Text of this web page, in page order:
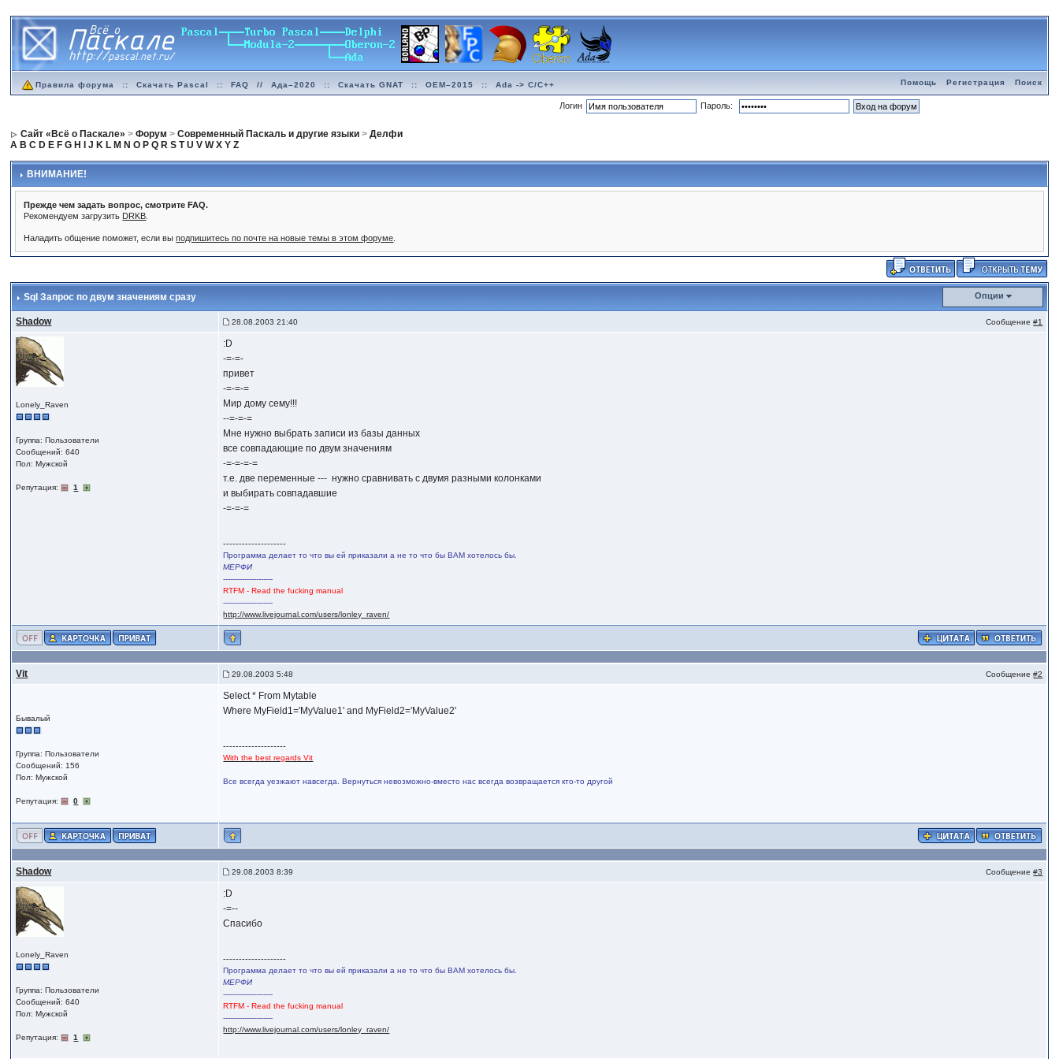
Правила форума :: Скачать Pascal :: FAQ // Ада–2020 :: Скачать GNAT :: OEM–2015 :: Ada -> C/C++ Помощь Регистрация Поиск
Логин Пароль:
Сайт «Всё о Паскале» >Форум >Современный Паскаль и другие языки >Делфи
A B C D E F G H J K L M N O P Q R S T U V W X Y Z
ВНИМАНИЕ!
Прежде чем задать вопрос, смотрите FAQ.
Рекомендуем загрузить DRKB
Наладить общение поможет, если выподпишитесь по почте на новые темы в этом форуме
Sql Запрос по двум значениям сразу Опции
Shadow 28.08.2003 21:40 Сообщение#1
Lonely_Raven
Группа: Пользователи
Сообщений: 640
Пол: Мужской
Репутация: 1
:D
-=-=-
привет
-=-=-=
Мир дому сему!!!
--=-=-=
Мне нужно выбрать записи из базы данных
все совпадающие по двум значениям
-=-=-=-=
т.е. две переменные --- нужно сравнивать с двумя разными колонками
и выбирать совпадавшие
-=-=-=
--------------------
Программа делает то что вы ей приказали а не то что бы ВАМ хотелось бы.
МЕРФИ
---------------------
RTFM - Read the fucking manual
---------------------
http://www.livejournal.com/users/lonley_raven/
Vit 29.08.2003 5:48 Сообщение#2
Бывалый
Группа: Пользователи
Сообщений: 156
Пол: Мужской
Репутация: 0
Select * From Mytable
Where MyField1='MyValue1' and MyField2='MyValue2'
--------------------
With the best regards Vit
Все всегда уезжают навсегда. Вернуться невозможно-вместо нас всегда возвращается кто-то другой
Shadow 29.08.2003 8:39 Сообщение#3
Lonely_Raven
Группа: Пользователи
Сообщений: 640
Пол: Мужской
Репутация: 1
:D
-=--
Спасибо
--------------------
Программа делает то что вы ей приказали а не то что бы ВАМ хотелось бы.
МЕРФИ
---------------------
RTFM - Read the fucking manual
---------------------
http://www.livejournal.com/users/lonley_raven/